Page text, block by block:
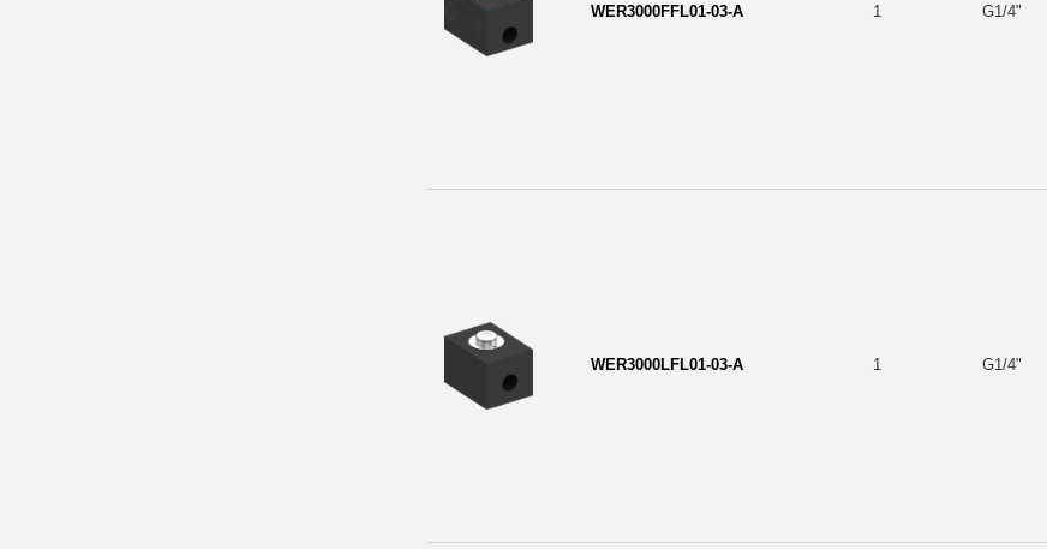
WER3000FFL01-03-A 1 G1/4"
WER3000LFL01-03-A 1 G1/4"